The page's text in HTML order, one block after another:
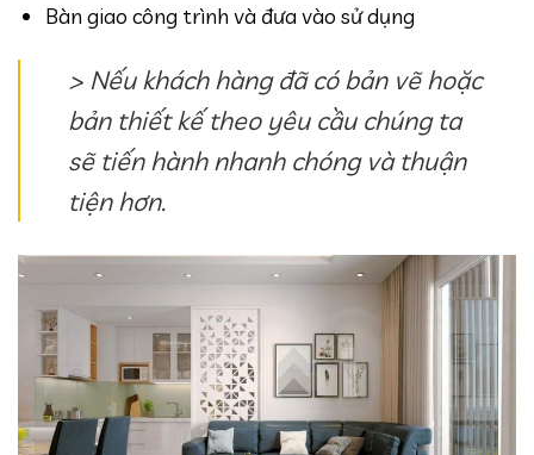
Bàn giao công trình và đưa vào sử dụng
> Nếu khách hàng đã có bản vẽ hoặc
bản thiết kế theo yêu cầu chúng ta
sẽ tiến hành nhanh chóng và thuận
tiện hơn.